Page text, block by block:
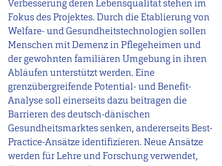
Verbesserung deren Lebensqualität stehen im
Fokus des Projektes. Durch die Etablierung von
Welfare- und Gesundheitstechnologien sollen
Menschen mit Demenz in Pflegeheimen und
der gewohnten familiären Umgebung in ihren
Abläufen unterstützt werden. Eine
grenzübergreifende Potential- und Benefit-
Analyse soll einerseits dazu beitragen die
Barrieren des deutsch-dänischen
Gesundheitsmarktes senken, andererseits Best-
Practice-Ansätze identifizieren. Neue Ansätze
werden für Lehre und Forschung verwendet,